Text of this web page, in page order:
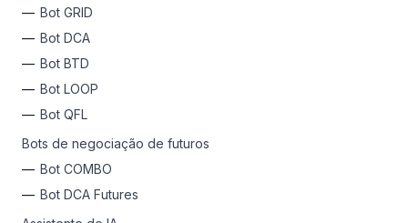
Bot GRID
Bot DCA
Bot BTD
Bot LOOP
Bot QFL
Bots de negociação de futuros
Bot COMBO
Bot DCA Futures